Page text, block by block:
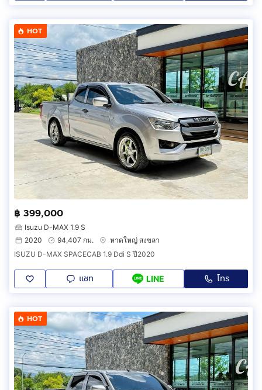
HOT
฿ 399,000
Isuzu D-MAX 1.9 S
2020
94,407 กม.
หาดใหญ่ สงขลา
ISUZU D-MAX SPACECAB 1.9 Ddi S ปี2020
แชท LINE โทร
HOT